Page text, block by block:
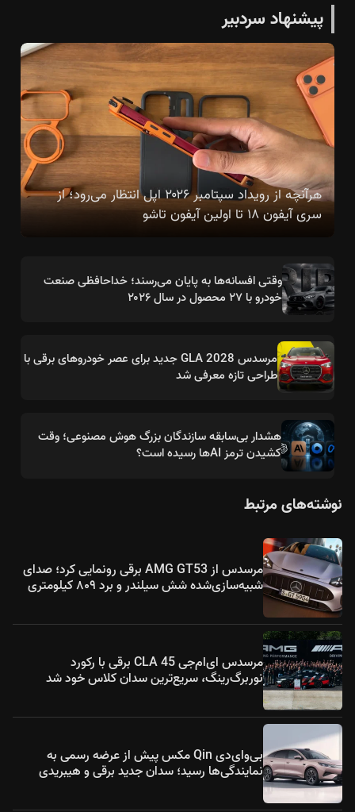
پیشنهاد سردبیر
هرآنچه از رویداد سپتامبر ۲۰۲۶ اپل انتظار می‌رود؛ از
سری آیفون ۱۸ تا اولین آیفون تاشو
وقتی افسانه‌ها به پایان می‌رسند؛ خداحافظی صنعت
خودرو با ۲۷ محصول در سال ۲۰۲۶
مرسدس GLA 2028 جدید برای عصر خودروهای برقی با
طراحی تازه معرفی شد
هشدار بی‌سابقه سازندگان بزرگ هوش مصنوعی؛ وقت
کشیدن ترمز AIها رسیده است؟
نوشته‌های مرتبط
مرسدس از AMG GT53 برقی رونمایی کرد؛ صدای
شبیه‌سازی‌شده شش سیلندر و برد ۸۰۹ کیلومتری
مرسدس ای‌ام‌جی CLA 45 برقی با رکورد
نوربرگ‌رینگ، سریع‌ترین سدان کلاس خود شد
بی‌وای‌دی Qin مکس پیش از عرضه رسمی به
نمایندگی‌ها رسید؛ سدان جدید برقی و هیبریدی